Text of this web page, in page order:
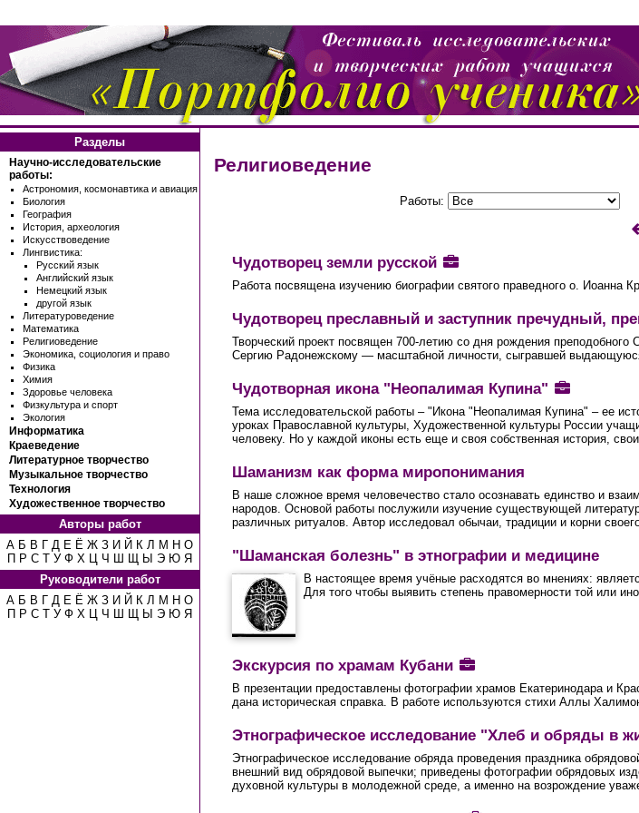
Разделы
Научно-исследовательские
работы:
Астрономия, космонавтика и авиация
Биология
География
История, археология
Искусствоведение
Лингвистика:
Русский язык
Английский язык
Немецкий язык
другой язык
Литературоведение
Математика
Религиоведение
Экономика, социология и право
Физика
Химия
Здоровье человека
Физкультура и спорт
Экология
Информатика
Краеведение
Литературное творчество
Музыкальное творчество
Технология
Художественное творчество
Авторы работ
А Б В Г Д Е Ё Ж З И Й К Л М Н О
П Р С Т У Ф Х Ц Ч Ш Щ Ы Э Ю Я
Руководители работ
А Б В Г Д Е Ё Ж З И Й К Л М Н О
П Р С Т У Ф Х Ц Ч Ш Щ Ы Э Ю Я
Религиоведение
Работы:
Чудотворец земли русской
Работа посвящена изучению биографии святого праведного о. Иоанна
Чудотворец преславный и заступник пречудный,
Творческий проект посвящен 700-летию со дня рождения
Сергию Радонежскому — масштабной личности, сыгравшей
Чудотворная икона "Неопалимая Купина"
Тема исследовательской работы – "Икона "Неопалимая Купина" – ее
уроках Православной культуры, Художественной культуры России
человеку. Но у каждой иконы есть еще и своя собственная история, свои
Шаманизм как форма миропонимания
В наше сложное время человечество стало осознавать единство и
народов. Основой работы послужили изучение существующей
различных ритуалов. Автор исследовал обычаи, традиции и корни
"Шаманская болезнь" в этнографии и медицине
В настоящее время учёные расходятся во мнениях:
Для того чтобы выявить степень правомерности той или
Экскурсия по храмам Кубани
В презентации предоставлены фотографии храмов Екатеринодара и
дана историческая справка. В работе используются стихи Аллы
Этнографическое исследование "Хлеб и обряды в
Этнографическое исследование обряда проведения праздника
внешний вид обрядовой выпечки; приведены фотографии обрядовых
духовной культуры в молодежной среде, а именно на возрождение